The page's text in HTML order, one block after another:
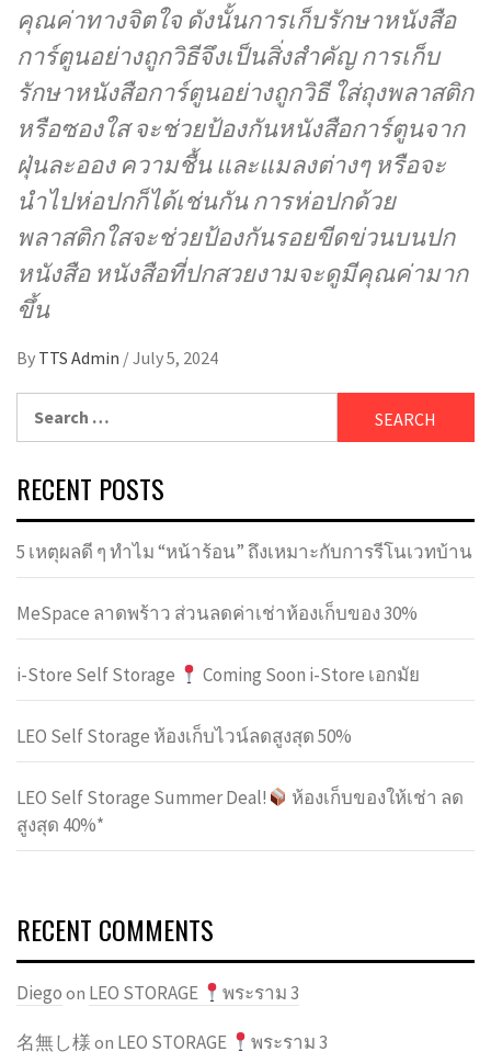
คุณค่าทางจิตใจ ดังนั้นการเก็บรักษาหนังสือ
การ์ตูนอย่างถูกวิธีจึงเป็นสิ่งสำคัญ การเก็บ
รักษาหนังสือการ์ตูนอย่างถูกวิธี ใส่ถุงพลาสติก
หรือซองใส จะช่วยป้องกันหนังสือการ์ตูนจาก
ฝุ่นละออง ความชื้น และแมลงต่างๆ หรือจะ
นำไปห่อปกก็ได้เช่นกัน การห่อปกด้วย
พลาสติกใสจะช่วยป้องกันรอยขีดข่วนบนปก
หนังสือ หนังสือที่ปกสวยงามจะดูมีคุณค่ามาก
ขึ้น
By TTS Admin /July 5, 2024
for:
RECENT POSTS
5 เหตุผลดี ๆ ทำไม “หน้าร้อน” ถึงเหมาะกับการรีโนเวทบ้าน
MeSpace ลาดพร้าว ส่วนลดค่าเช่าห้องเก็บของ 30%
i-Store Self Storage Coming Soon i-Store เอกมัย
LEO Self Storage ห้องเก็บไวน์ลดสูงสุด 50%
LEO Self Storage Summer Deal!
ห้องเก็บของให้เช่า ลด
สูงสุด 40%*
RECENT COMMENTS
Diego on LEO STORAGE พระราม 3
名無し様 on LEO STORAGE พระราม 3